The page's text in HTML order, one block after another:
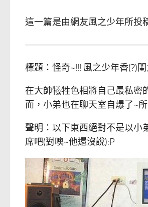
這一篇是由網友風之少年所投
標題：怪奇~!!! 風之少年香(?)閨
在大帥犧牲色相將自己最私密
而，小弟也在聊天室自爆了~
聲明：以下東西絕對不是以小
席吧(對噢~他還沒說):P